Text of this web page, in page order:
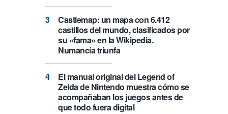
Castlemap: un mapa con 6.412
castillos del mundo, clasificados por
su «fama» en la Wikipedia.
Numancia triunfa
El manual original del Legend of
Zelda de Nintendo muestra cómo se
acompañaban los juegos antes de
que todo fuera digital